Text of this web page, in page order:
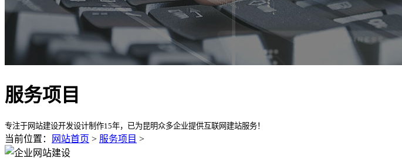
服务项目
专注于网站建设开发设计制作15年，已为昆明众多企业提供互联网建站服务！
当前位置： 网站首页 > 服务项目 >